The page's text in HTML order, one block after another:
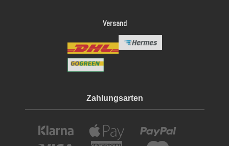
Versand
Zahlungsarten